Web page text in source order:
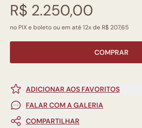
R$ 2.250,00
no PIX e boleto ou em até 12x de R$ 207,65
COMPRAR
ADICIONAR AOS FAVORITOS
FALAR COM A GALERIA
COMPARTILHAR